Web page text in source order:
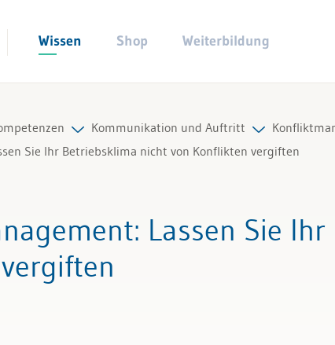
Wissen Shop Weiterbildung
und Auftritt
Kommunikation und Auftritt
Präsentation und Moderation
Gesprächsführung und Verhandeln
Alle
Sie Ihr Betriebsklima nicht von Konflikten vergiften
: Lassen Sie